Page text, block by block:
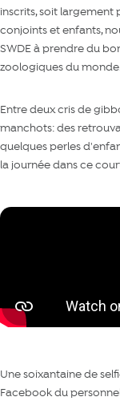
inscrits, soit largement
conjoints et enfants,
SWDE à prendre du
zoologiques du
Entre deux cris de
manchots: des
quelques perles
la journée dans ce
Une soixantaine de
Facebook du